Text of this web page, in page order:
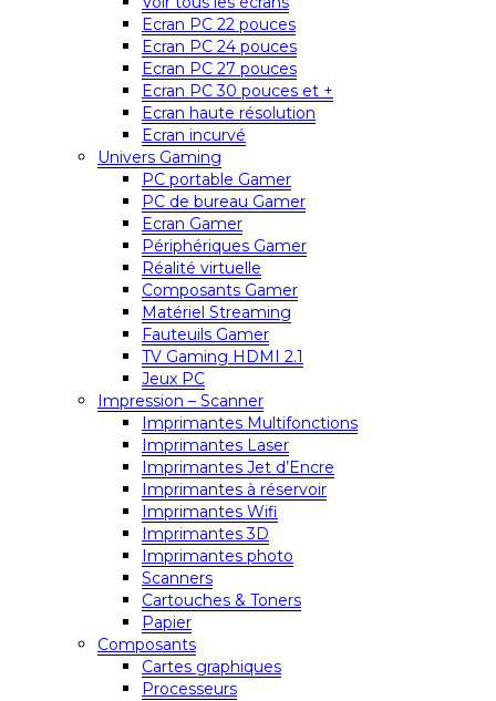
Ecran PC 22 pouces
Ecran PC 24 pouces
Ecran PC 27 pouces
Ecran PC 30 pouces et +
Ecran haute résolution
Ecran incurvé
Univers Gaming
PC portable Gamer
PC de bureau Gamer
Ecran Gamer
Périphériques Gamer
Réalité virtuelle
Composants Gamer
Matériel Streaming
Fauteuils Gamer
TV Gaming HDMI 2.1
Jeux PC
Impression – Scanner
Imprimantes Multifonctions
Imprimantes Laser
Imprimantes Jet d’Encre
Imprimantes à réservoir
Imprimantes Wifi
Imprimantes 3D
Imprimantes photo
Scanners
Cartouches & Toners
Papier
Composants
Cartes graphiques
Processeurs